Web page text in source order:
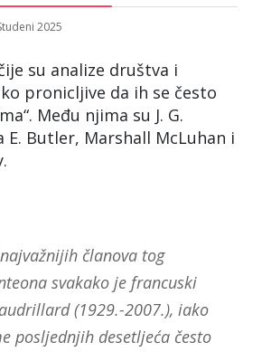
2025
su analize društva i
pronicljive da ih se često
Među njima su J. G.
E. Butler, Marshall McLuhan i
članova tog
svakako je francuski
(1929.-2007.), iako
posljednjih desetljeća često